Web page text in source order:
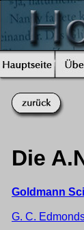
Die
Goldmann
G. C.